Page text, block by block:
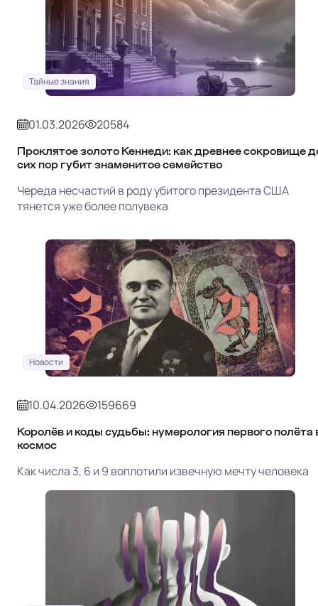
Тайные знания
01.03.2026 20584
Проклятое золото Кеннеди: как древнее сокровище
сих пор губит знаменитое семейство
Череда несчастий в роду убитого президента США
тянется уже более полувека
Новости
10.04.2026 159669
Королёв и коды судьбы: нумерология первого полёта
космос
Как числа 3, 6 и 9 воплотили извечную мечту человека